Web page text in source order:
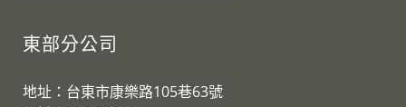
東部分公司
地址：台東市康樂路105巷63號